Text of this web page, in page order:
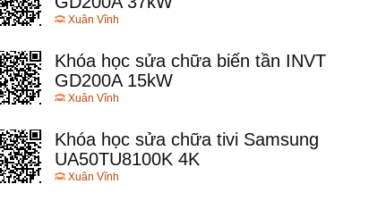
Xuân Vĩnh
Khóa học sửa chữa biến tần INVT
GD200A 15kW
Xuân Vĩnh
Khóa học sửa chữa tivi Samsung
UA50TU8100K 4K
Xuân Vĩnh